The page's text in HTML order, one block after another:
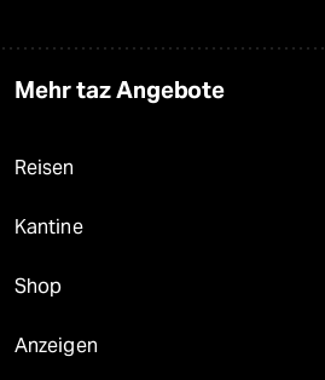
Mehr taz Angebote
Reisen
Kantine
Shop
Anzeigen